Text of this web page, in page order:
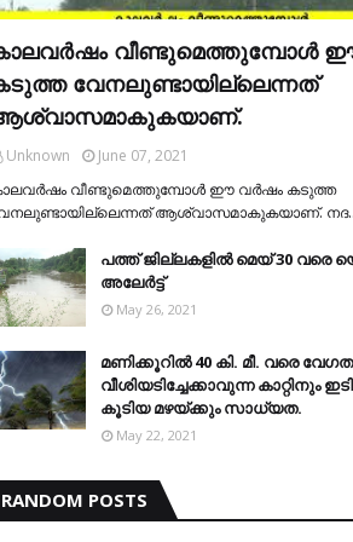
വീണ്ടുമെത്തുമ്പോള്‍
വേനലുണ്ടായില്ലെന്നത്
Unknown
June 07, 2021
വീണ്ടുമെത്തുമ്പോള്‍ ഈ വര്‍ഷം കടുത്ത
ആശ്വാസമാകുകയാണ്.
പത്ത് ജില്ലകളില്‍ മെയ് 30 വരെ
അലേര്‍ട്ട്
May 26, 2021
മണിക്കൂറിൽ 40 കി. മീ. വരെ
വീശിയടിച്ചേക്കാവുന്ന കാറ്റിനും
കൂടിയ മഴയ്ക്കും സാധ്യത.
May 22, 2021
RANDOM POSTS